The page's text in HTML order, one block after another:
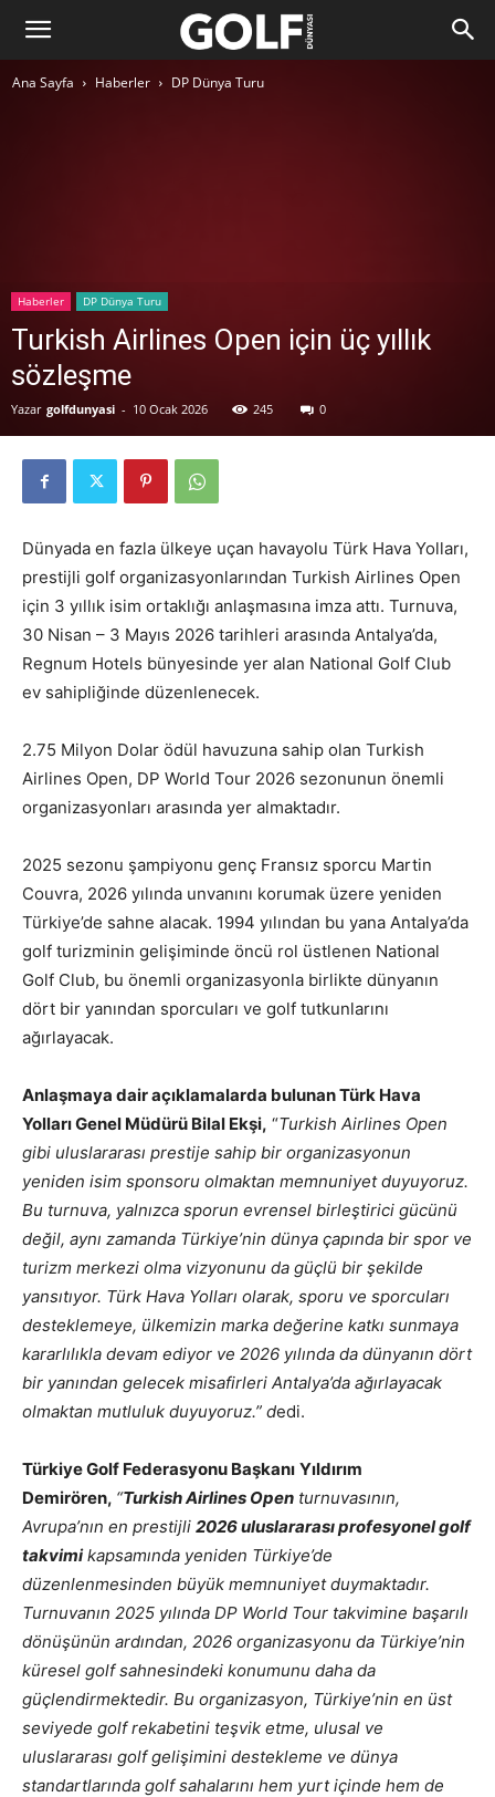
Ana Sayfa Haberler DP Dünya Turu
Haberler DP Dünya Turu
Turkish Airlines Open için üç yıllık
sözleşme
Yazar golfdunyasi - 10 Ocak 2026 245 0
Dünyada en fazla ülkeye uçan havayolu Türk Hava Yolları,
prestijli golf organizasyonlarından Turkish Airlines Open
için 3 yıllık isim ortaklığı anlaşmasına imza attı. Turnuva,
30 Nisan – 3 Mayıs 2026 tarihleri arasında Antalya’da,
Regnum Hotels bünyesinde yer alan National Golf Club
ev sahipliğinde düzenlenecek.
2.75 Milyon Dolar ödül havuzuna sahip olan Turkish
Airlines Open, DP World Tour 2026 sezonunun önemli
organizasyonları arasında yer almaktadır.
2025 sezonu şampiyonu genç Fransız sporcu Martin
Couvra, 2026 yılında unvanını korumak üzere yeniden
Türkiye’de sahne alacak. 1994 yılından bu yana Antalya’da
golf turizminin gelişiminde öncü rol üstlenen National
Golf Club, bu önemli organizasyonla birlikte dünyanın
dört bir yanından sporcuları ve golf tutkunlarını
ağırlayacak.
Anlaşmaya dair açıklamalarda bulunan Türk Hava
Yolları Genel Müdürü Bilal Ekşi, “Turkish Airlines Open
gibi uluslararası prestije sahip bir organizasyonun
yeniden isim sponsoru olmaktan memnuniyet duyuyoruz.
Bu turnuva, yalnızca sporun evrensel birleştirici gücünü
değil, aynı zamanda Türkiye’nin dünya çapında bir spor ve
turizm merkezi olma vizyonunu da güçlü bir şekilde
yansıtıyor. Türk Hava Yolları olarak, sporu ve sporcuları
desteklemeye, ülkemizin marka değerine katkı sunmaya
kararlılıkla devam ediyor ve 2026 yılında da dünyanın dört
bir yanından gelecek misafirleri Antalya’da ağırlayacak
olmaktan mutluluk duyuyoruz.” dedi.
Türkiye Golf Federasyonu Başkanı Yıldırım
Demirören, “Turkish Airlines Open turnuvasının,
Avrupa’nın en prestijli 2026 uluslararası profesyonel golf
takvimikapsamında yeniden Türkiye’de
düzenlenmesinden büyük memnuniyet duymaktadır.
Turnuvanın 2025 yılında DP World Tour takvimine başarılı
dönüşünün ardından, 2026 organizasyonu da Türkiye’nin
küresel golf sahnesindeki konumunu daha da
güçlendirmektedir. Bu organizasyon, Türkiye’nin en üst
seviyede golf rekabetini teşvik etme, ulusal ve
uluslararası golf gelişimini destekleme ve dünya
standartlarında golf sahalarını hem yurt içinde hem de